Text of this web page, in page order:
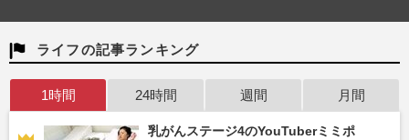
ライフの記事ランキング
1時間 24時間 週間 月間
乳がんステージ4のYouTuberミミポ